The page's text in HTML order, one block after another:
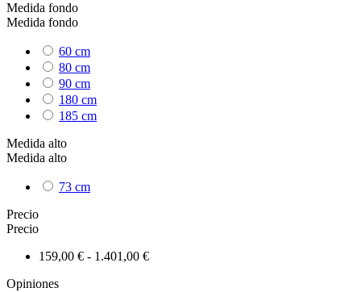
Medida fondo
Medida fondo
60 cm
80 cm
90 cm
180 cm
185 cm
Medida alto
Medida alto
73 cm
Precio
Precio
159,00 € - 1.401,00 €
Opiniones